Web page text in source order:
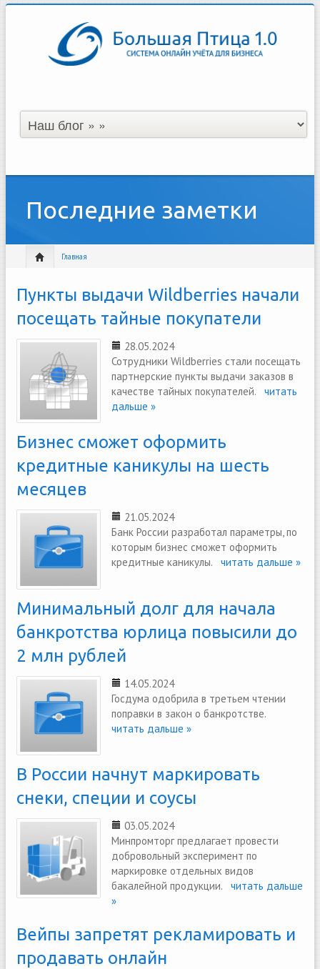
Последние заметки
Главная
Пункты выдачи Wildberries начали
посещать тайные покупатели
28.05.2024
Сотрудники Wildberries стали посещать
партнерские пункты выдачи заказов в
качестве тайных покупателей. читать
дальше »
Бизнес сможет оформить
кредитные каникулы на шесть
месяцев
21.05.2024
Банк России разработал параметры, по
которым бизнес сможет оформить
кредитные каникулы. читать дальше »
Минимальный долг для начала
банкротства юрлица повысили до
2 млн рублей
14.05.2024
Госдума одобрила в третьем чтении
поправки в закон о банкротстве.
читать дальше »
В России начнут маркировать
снеки, специи и соусы
03.05.2024
Минпромторг предлагает провести
добровольный эксперимент по
маркировке отдельных видов
бакалейной продукции. читать дальше
»
Вейпы запретят рекламировать и
продавать онлайн